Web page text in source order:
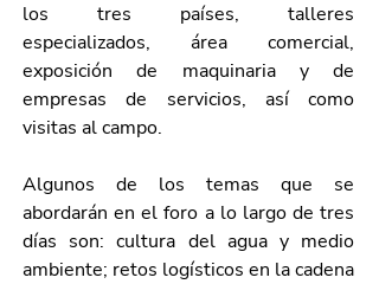
los tres países, talleres
especializados, área comercial,
exposición de maquinaria y de
empresas de servicios, así como
visitas al campo.
Algunos de los temas que se
abordarán en el foro a lo largo de tres
días son: cultura del agua y medio
ambiente; retos logísticos en la cadena